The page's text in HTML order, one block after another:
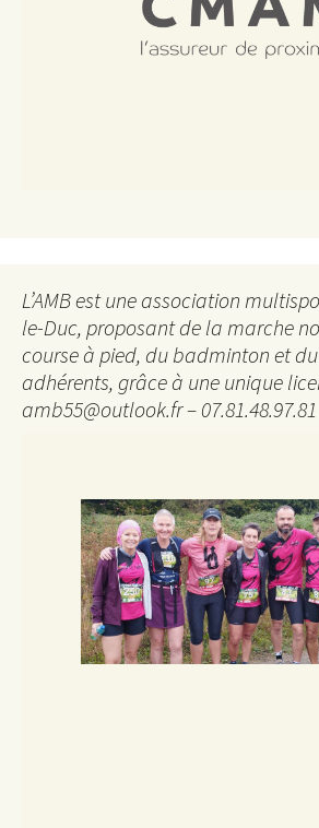
L’AMB est une association
le-Duc, proposant de la marche
course à pied, du badminton et
adhérents, grâce à une unique
amb55@outlook.fr – 07.81.48.97.81